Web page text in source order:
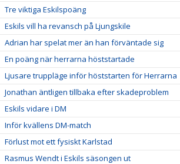
Tre viktiga Eskilspoäng
Eskils vill ha revansch på Ljungskile
Adrian har spelat mer än han förväntade sig
En poäng när herrarna höststartade
Ljusare truppläge inför höststarten för Herrarna
Jonathan äntligen tillbaka efter skadeproblem
Eskils vidare i DM
Inför kvällens DM-match
Förlust mot ett fysiskt Karlstad
Rasmus Wendt i Eskils säsongen ut